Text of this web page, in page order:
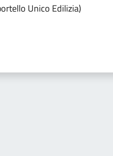
Unico Edilizia)